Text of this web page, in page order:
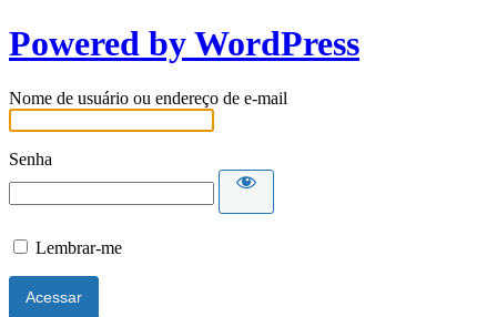
Powered by WordPress
Nome de usuário ou endereço de e-mail
Senha
Lembrar-me